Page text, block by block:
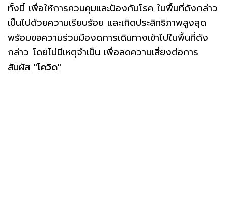
ทั้งนี้ เพื่อให้การควบคุมและป้องกันโรค ในพื้นที่ดังกล่าว
เป็นไปด้วยความเรียบร้อย และเกิดประสิทธิภาพสูงสุด
พร้อมขอความร่วมมืองดการเดินทางเข้าไปในพื้นที่ดัง
กล่าว โดยไม่มีเหตุจำเป็น เพื่อลดความเสี่ยงต่อการ
สัมผัส "โควิด"